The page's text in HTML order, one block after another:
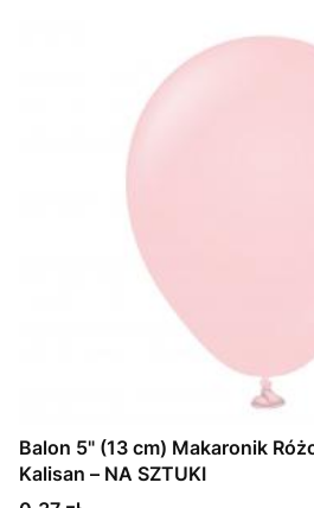
Balon 5" (13 cm) Makaronik
Kalisan – NA SZTUKI